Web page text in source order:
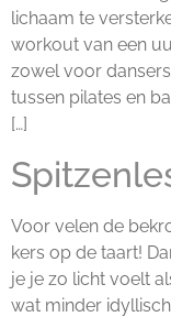
lichaam te
workout van een
zowel voor
tussen pilates en
[…]
Voor velen de
kers op de taart!
je je zo licht voelt
wat minder